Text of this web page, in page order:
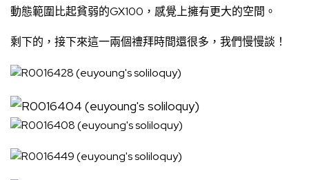
動態範圍比起貧弱的GX100，感覺上擁有更大的空間。
剩下的，接下來這一兩個禮拜時間還很多，我們慢慢談！